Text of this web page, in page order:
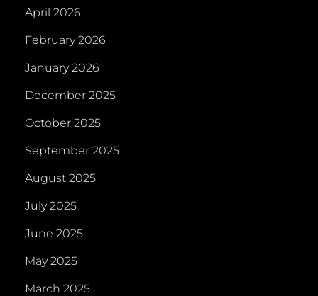
April 2026
February 2026
January 2026
December 2025
October 2025
September 2025
August 2025
July 2025
June 2025
May 2025
March 2025